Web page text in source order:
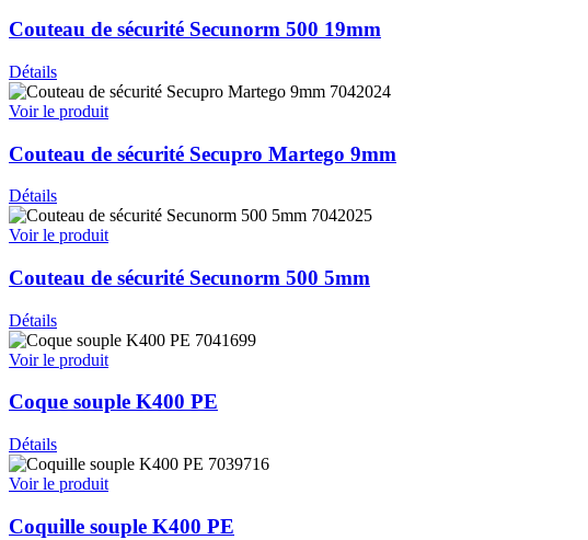
Couteau de sécurité Secunorm 500 19mm
Détails
7042024
Voir le produit
Couteau de sécurité Secupro Martego 9mm
Détails
7042025
Voir le produit
Couteau de sécurité Secunorm 500 5mm
Détails
7041699
Voir le produit
Coque souple K400 PE
Détails
7039716
Voir le produit
Coquille souple K400 PE